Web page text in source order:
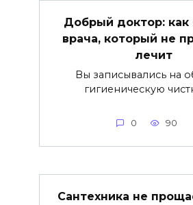
Добрый доктор: как
врача, который не
лечит
Вы записывались на
гигиеническую
0 90
Сантехника не